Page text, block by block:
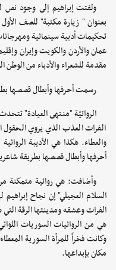
ولفتت إبراهيم إلى وجود نص
بعنوان " زيارة مكتبة" للصف
تحكيمات أدبية سينمائية
مقدمة للشعراء والأدباء من الوطن
رسمت أحرفها وأبطال قصصها
الروائيّة "منتهى العيادة"
الفرات العذب الذي يروي الحقول
والعطاء. هكذا هي الأديبة
أحرفها وأبطال قصصها بطريقة
وأضافت: هي روائية متمكنة من
السلام العجيلي" إن نجاح
الفرات وعشقه ومدينتها الرقة
هي من الروائيات السوريات
وكانت فخراً للمرأة السورية
مكان بإبداعها.